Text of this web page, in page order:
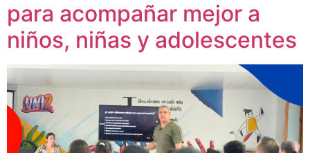
para acompañar mejor a
niños, niñas y adolescentes